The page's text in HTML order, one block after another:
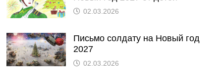
02.03.2026
Письмо солдату на Новый год
2027
02.03.2026